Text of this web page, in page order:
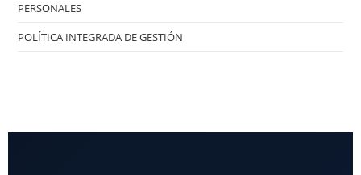
PERSONALES
POLÍTICA INTEGRADA DE GESTIÓN